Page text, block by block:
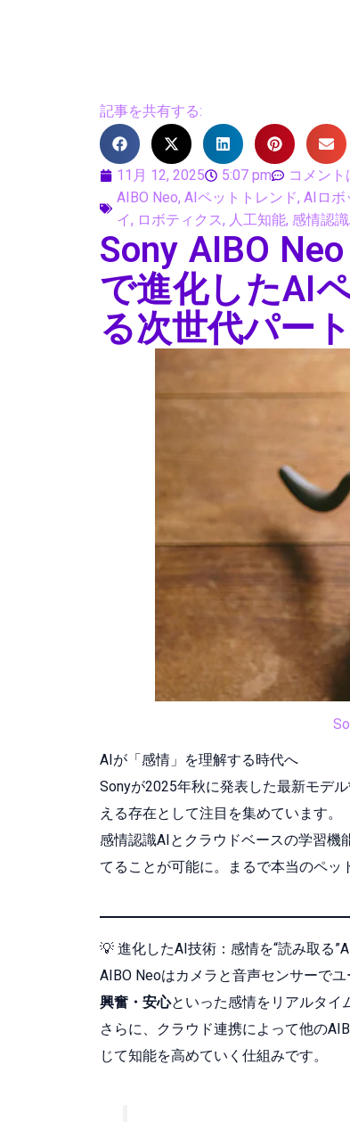
記事を共有する:
11月 12, 2025 5:07 pm
コメン
AIBO Neo, AIペットトレンド, AIロボ
イ, ロボティクス, 人工知能, 感情認
Sony AIBO
で進化したAI
る次世代パー
AIが「感情」を理解する時代へ
Sonyが2025年秋に発表した最新モデ
える存在として注目を集めています。
感情認識AIとクラウドベースの学習機
てることが可能に。まるで本当のペッ
💡 進化したAI技術：感情を“読み取る
AIBO Neoはカメラと音声センサーで
興奮・安心といった感情をリアルタイ
さらに、クラウド連携によって他の
じて知能を高めていく仕組みです。